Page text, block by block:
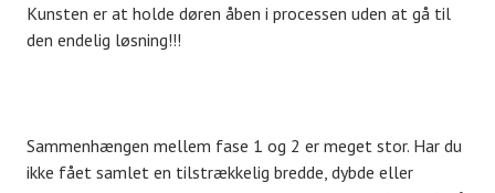
Kunsten er at holde døren åben i processen uden at gå til
den endelig løsning!!!
Sammenhængen mellem fase 1 og 2 er meget stor. Har du
ikke fået samlet en tilstrækkelig bredde, dybde eller